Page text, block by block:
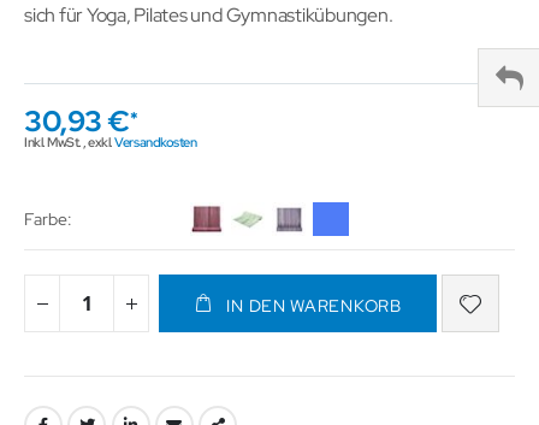
sich für Yoga, Pilates und Gymnastikübungen.
30,93 €
Inkl. MwSt.,exkl.Versandkosten
Farbe
IN DEN WARENKORB